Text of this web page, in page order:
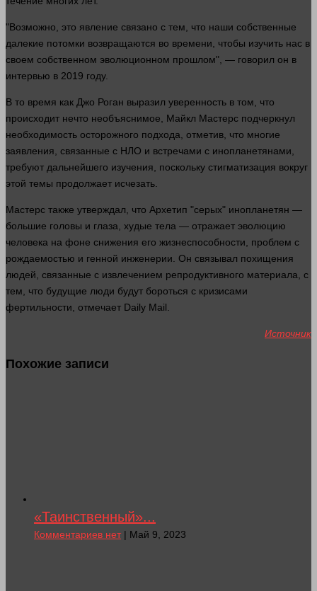
"Возможно, это явление связано с тем, что наши собственные
далекие потомки возвращаются во времени , чтобы изучить нас в
своем собственном эволюционном прошлом", — говорил он в
интервью в 2019 году.
В то время как Джо Роган выразил уверенность в том, что
происходит нечто необъяснимое, Майкл Мастерс подчеркнул
необходимость осторожного подхода, отметив, что многие
заявления, связанные с НЛО и встречами с инопланетянами,
требуют дальнейшего изучения, поскольку стигматизация вокруг
этой темы продолжает исчезать.
Мастерс также утверждал, что Архетип "серых" инопланетян —
большие головы и глаза , худые тела — отражает эволюцию
человека на фоне снижения его жизнеспособности, проблем с
рождаемостью и генной инженерии. Он связывал похищения
людей , связанные с извлечением репродуктивного материала, с
тем, что будущие люди будут бороться с кризисами
фертильности, отмечает Daily Mail.
Источник
Похожие записи
«Таинственный»...
Комментариев нет| Май 9, 2023